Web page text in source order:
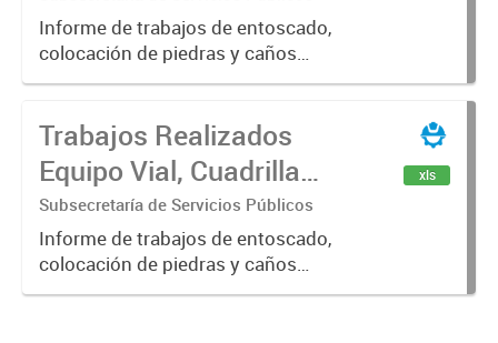
Informe de trabajos de entoscado,
colocación de piedras y caños
(zanjeo - cruce de calles) Informe
construcción, colocación de tapa
registro, reparación...
Trabajos Realizados
Equipo Vial, Cuadrilla
Bacheo, Servicio
Eléctrico - Noviembre
2021
Subsecretaría de Servicios Públicos
Informe de trabajos de entoscado,
colocación de piedras y caños
(zanjeo - cruce de calles) Informe
xls